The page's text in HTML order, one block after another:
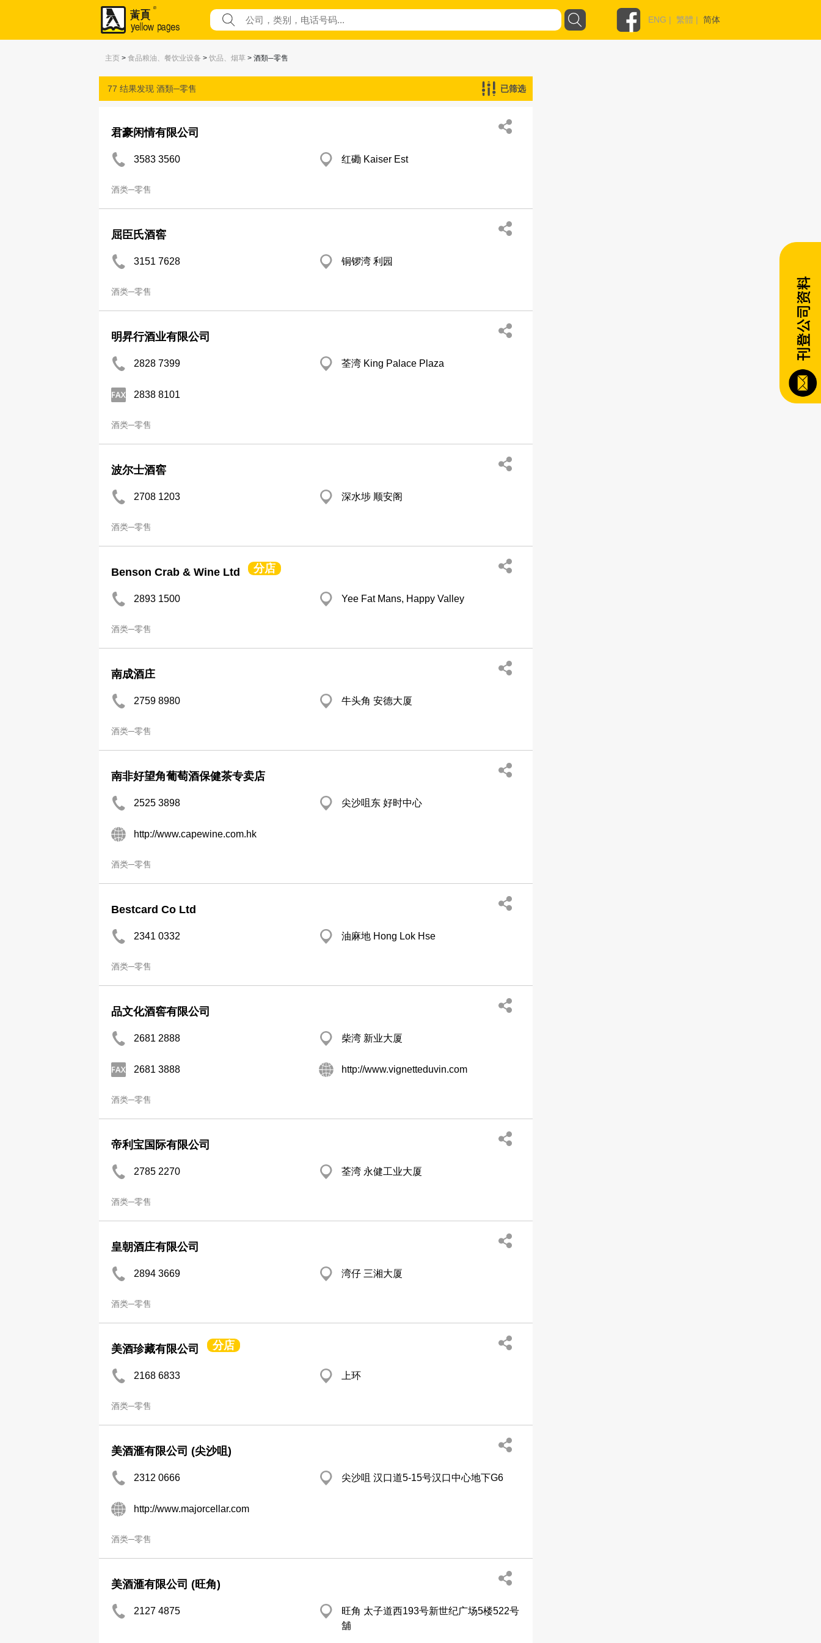
ENG | 繁體 | 简体
主页 > 食品粮油、餐饮业设备 > 饮品、烟草 > 酒類─零售
77 结果发现 酒類─零售 已筛选
君豪闲情有限公司
3583 3560 红磡 Kaiser Est
酒类─零售
屈臣氏酒窖
3151 7628 铜锣湾 利园
酒类─零售
明昇行酒业有限公司
2828 7399 荃湾 King Palace Plaza
2838 8101
酒类─零售
波尔士酒窖
2708 1203 深水埗 顺安阁
酒类─零售
Benson Crab & Wine Ltd 分店
2893 1500 Yee Fat Mans, Happy Valley
酒类─零售
南成酒庄
2759 8980 牛头角 安德大厦
酒类─零售
南非好望角葡萄酒保健茶专卖店
2525 3898 尖沙咀东 好时中心
http://www.capewine.com.hk
酒类─零售
Bestcard Co Ltd
2341 0332 油麻地 Hong Lok Hse
酒类─零售
品文化酒窖有限公司
2681 2888 柴湾 新业大厦
2681 3888 http://www.vignetteduvin.com
酒类─零售
帝利宝国际有限公司
2785 2270 荃湾 永健工业大厦
酒类─零售
皇朝酒庄有限公司
2894 3669 湾仔 三湘大厦
酒类─零售
美酒珍藏有限公司 分店
2168 6833 上环
酒类─零售
美酒滙有限公司 (尖沙咀)
2312 0666 尖沙咀 汉口道5-15号汉口中心地下G6
http://www.majorcellar.com
酒类─零售
美酒滙有限公司 (旺角)
2127 4875
旺角 太子道西193号新世纪广场5楼522号
舖